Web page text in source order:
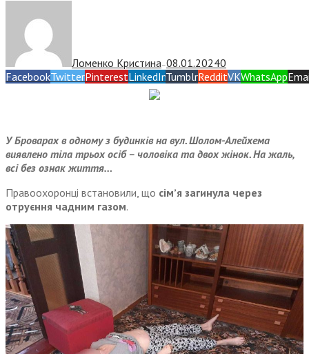
Ломенко Кристина—08.01.20240
FacebookTwitterPinterestLinkedInTumblrRedditVKWhatsApp
У Броварах в одному з будинків на вул. Шолом-Алейхема
виявлено тіла трьох осіб – чоловіка та двох жінок. На жаль,
всі без ознак життя…
Правоохоронці встановили, що сімʼя загинула через
отруєння чадним газом.